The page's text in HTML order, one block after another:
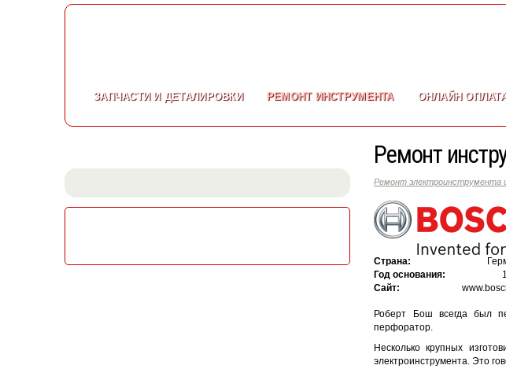
ЗАПЧАСТИИ ДЕТАЛИРОВКИ РЕМОНТИНСТРУМЕНТА ОНЛАЙН
Ремонт
Ремонт электроинструмента
Страна:
Год основания:
Сайт:
Роберт Бош всегда был
перфоратор.
Несколько крупных
электроинструмента. Это